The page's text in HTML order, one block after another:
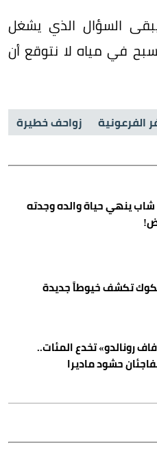
السؤال الذي يشغل
في مياه لا نتوقع أن
الفرعونية زواحف خطيرة
ينهي حياة والده وجدته
تكشف خيوطاً جديدة
رونالدو» تخدع المئات..
حشود ماديرا